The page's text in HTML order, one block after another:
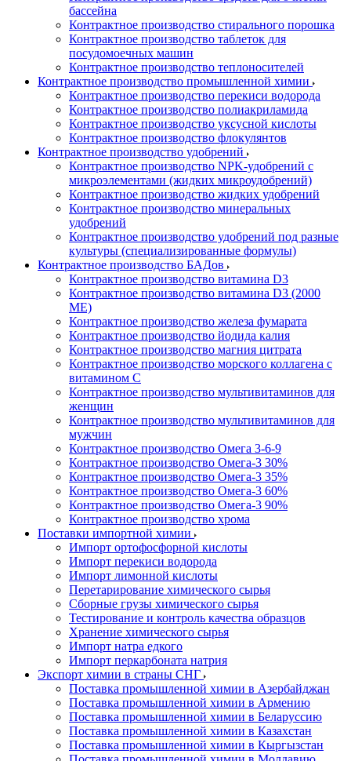
бассейна
Контрактное производство стирального порошка
Контрактное производство таблеток для
посудомоечных машин
Контрактное производство теплоносителей
Контрактное производство промышленной химии
Контрактное производство перекиси водорода
Контрактное производство полиакриламида
Контрактное производство уксусной кислоты
Контрактное производство флокулянтов
Контрактное производство удобрений
Контрактное производство NPK-удобрений с
микроэлементами (жидких микроудобрений)
Контрактное производство жидких удобрений
Контрактное производство минеральных
удобрений
Контрактное производство удобрений под разные
культуры (специализированные формулы)
Контрактное производство БАДов
Контрактное производство витамина D3
Контрактное производство витамина D3 (2000
МЕ)
Контрактное производство железа фумарата
Контрактное производство йодида калия
Контрактное производство магния цитрата
Контрактное производство морского коллагена с
витамином С
Контрактное производство мультивитаминов для
женщин
Контрактное производство мультивитаминов для
мужчин
Контрактное производство Омега 3-6-9
Контрактное производство Омега-3 30%
Контрактное производство Омега-3 35%
Контрактное производство Омега-3 60%
Контрактное производство Омега-3 90%
Контрактное производство хрома
Поставки импортной химии
Импорт ортофосфорной кислоты
Импорт перекиси водорода
Импорт лимонной кислоты
Перетарирование химического сырья
Сборные грузы химического сырья
Тестирование и контроль качества образцов
Хранение химического сырья
Импорт натра едкого
Импорт перкарбоната натрия
Экспорт химии в страны СНГ
Поставка промышленной химии в Азербайджан
Поставка промышленной химии в Армению
Поставка промышленной химии в Беларуссию
Поставка промышленной химии в Казахстан
Поставка промышленной химии в Кыргызстан